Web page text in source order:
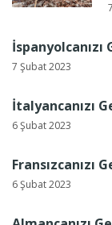
7 Şubat 2023
İtalyancanızı
6 Şubat 2023
Fransızcanızı
6 Şubat 2023